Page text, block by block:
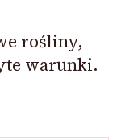
rośliny,
warunki.